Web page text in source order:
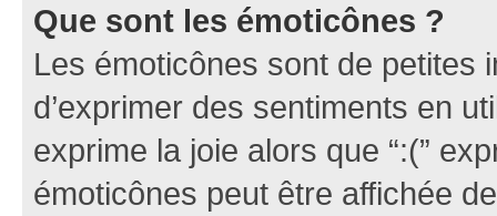
Que sont les émoticônes ?
Les émoticônes sont de petites
d’exprimer des sentiments en
exprime la joie alors que “:(”
émoticônes peut être affichée